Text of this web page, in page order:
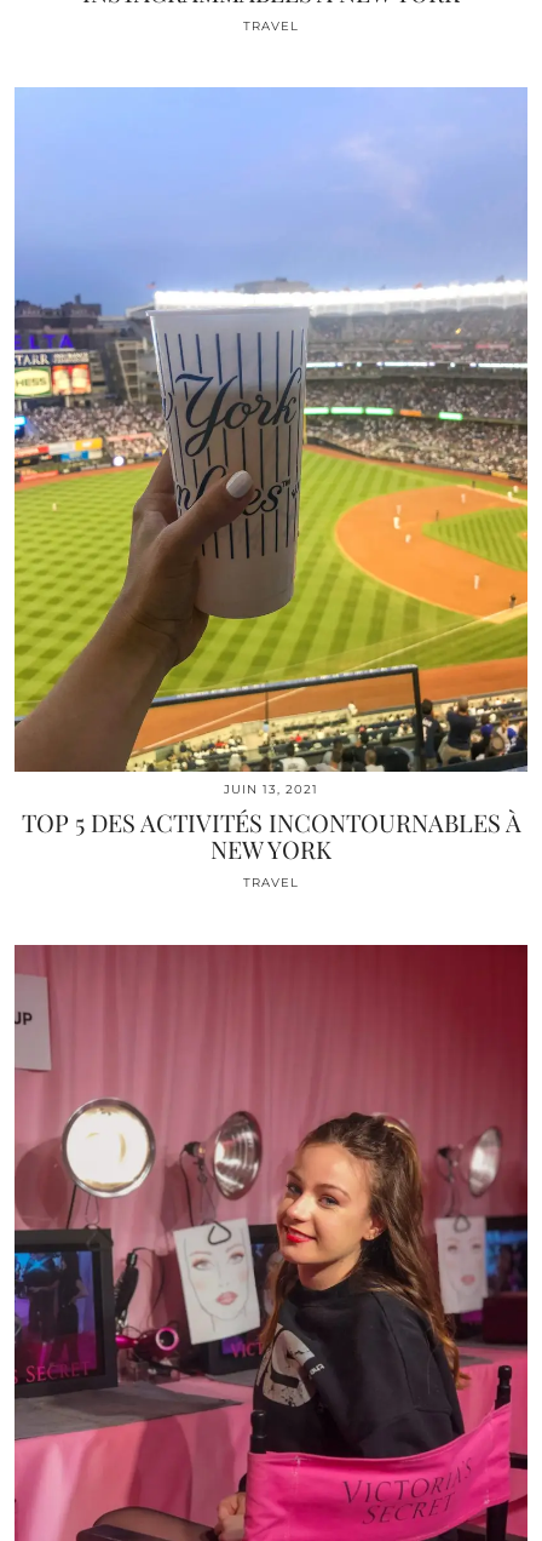
TRAVEL
JUIN 13, 2021
TOP 5 DES ACTIVITÉS INCONTOURNABLES À
NEW YORK
TRAVEL